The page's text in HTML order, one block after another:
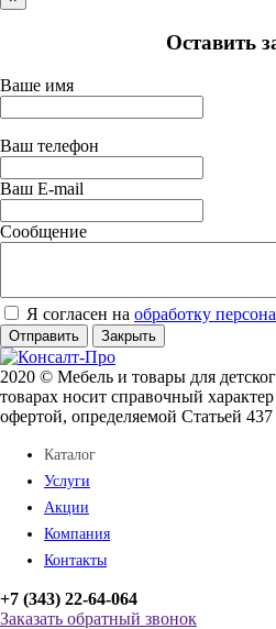
Оставить
Ваше имя
Ваш телефон
Ваш E-mail
Сообщение
Я согласен на обработку
Отправить Закрыть
2020 © Мебель и товары для
товарах носит справочный
офертой, определяемой Статьей
Каталог
Услуги
Акции
Компания
Контакты
+7 (343) 22-64-064
Заказать обратный звонок